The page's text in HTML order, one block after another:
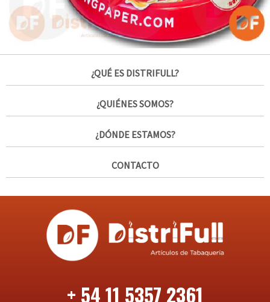
¿QUÉ ES DISTRIFULL?
¿QUIÉNES SOMOS?
¿DÓNDE ESTAMOS?
CONTACTO
+ 54 11 5357 2361